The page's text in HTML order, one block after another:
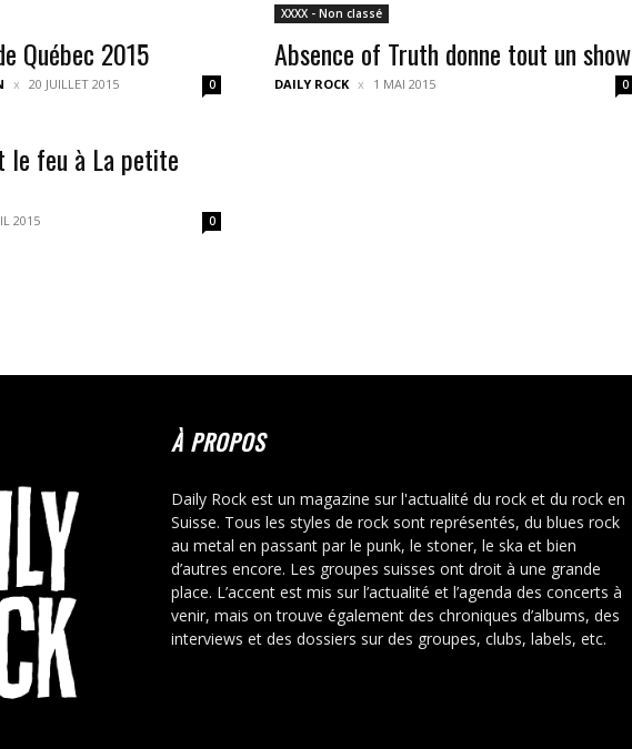
Québec 2015
20 JUILLET 2015 0
XXXX - Non classé
Absence of Truth donne tout un show
DAILY ROCK 1 MAI 2015 0
le feu à La petite
2015 0
À PROPOS
Daily Rock est un magazine sur l'actualité du rock et du rock en
Suisse. Tous les styles de rock sont représentés, du blues rock
au metal en passant par le punk, le stoner, le ska et bien
d’autres encore. Les groupes suisses ont droit à une grande
place. L’accent est mis sur l’actualité et l’agenda des concerts à
venir, mais on trouve également des chroniques d’albums, des
interviews et des dossiers sur des groupes, clubs, labels, etc.